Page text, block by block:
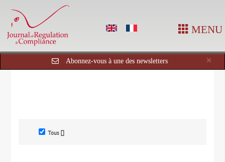
MENU
×
Abonnez-vous à une des newsletters
Tous []